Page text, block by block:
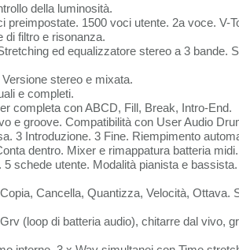
della luminosità.
1500 voci utente. 2a voce. V-
di filtro e risonanza.
ed equalizzatore stereo a 3 bande.
stereo e mixata.
e completi.
completa con ABCD, Fill, Break, Intro-End.
e groove. Compatibilità con User Audio
3 Introduzione. 3 Fine. Riempimento
dentro. Mixer e rimappatura batteria
schede utente. Modalità pianista e
Cancella, Quantizza, Velocità, Ottava.
(loop di batteria audio), chitarre dal vivo,